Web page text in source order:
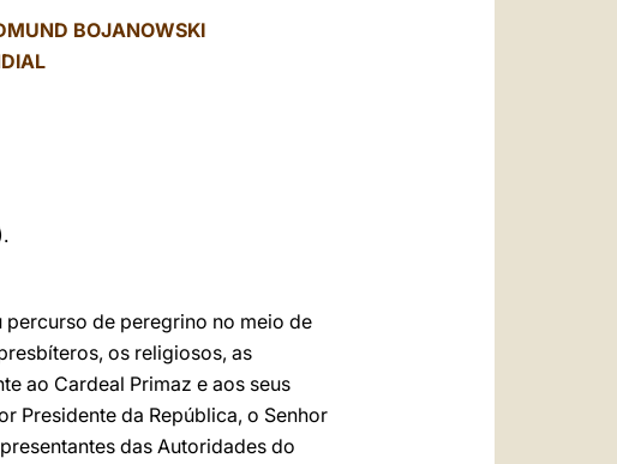
BOJANOWSKI
percurso de peregrino no meio de
os religiosos, as
ao Cardeal Primaz e aos seus
Presidente da República, o Senhor
das Autoridades do